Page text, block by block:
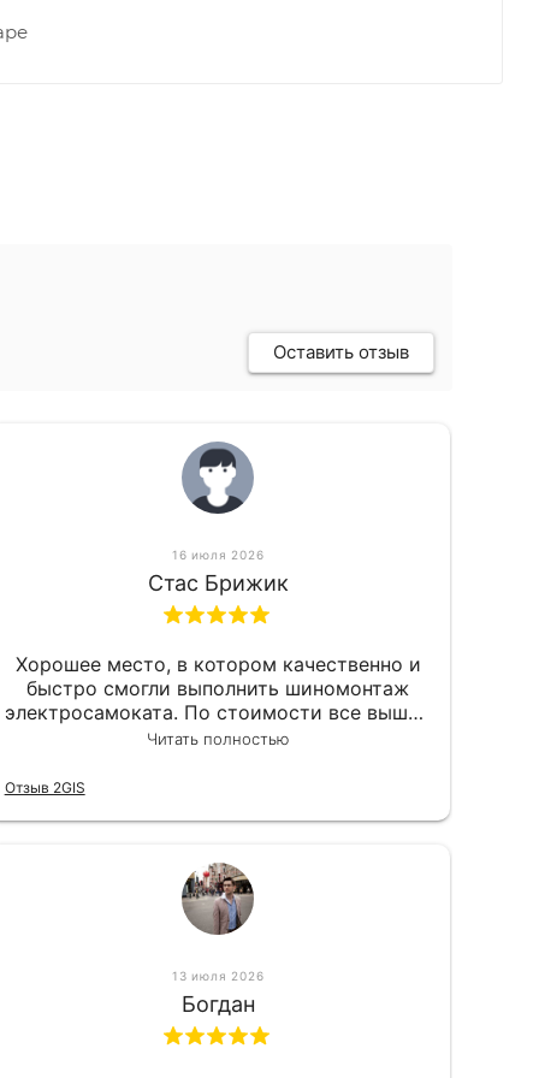
Оставить отзыв
16 июля 2026
Стас Брижик
Хорошее место, в котором качественно и
быстро смогли выполнить шиномонтаж
электросамоката. По стоимости все вышло
вообще приемлемо хочу сказать. Так что
Читать полностью
Отзыв 2GIS
13 июля 2026
Богдан